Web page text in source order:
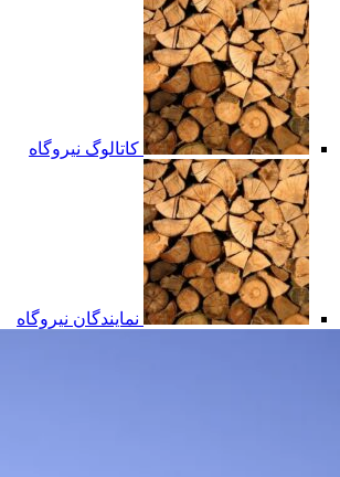
کاتالوگ نیروگاه
نمایندگان نیروگاه